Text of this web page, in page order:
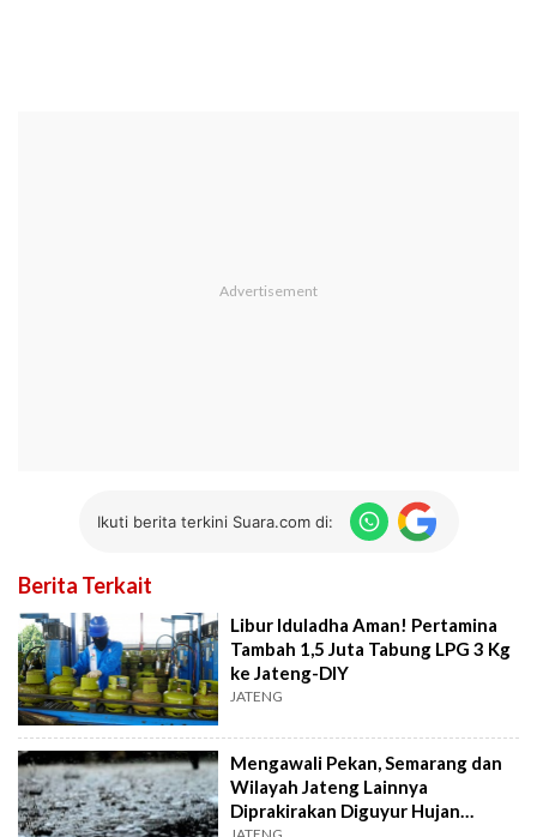
Ikuti berita terkini Suara.com di:
Berita Terkait
Libur Iduladha Aman! Pertamina
Tambah 1,5 Juta Tabung LPG 3 Kg
ke Jateng-DIY
JATENG
Mengawali Pekan, Semarang dan
Wilayah Jateng Lainnya
Diprakirakan Diguyur Hujan